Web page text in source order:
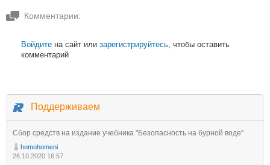
Комментарии:
Войдите на сайт или зарегистрируйтесь, чтобы оставить
комментарий
Поддерживаем
Сбор средств на издание учебника "Безопасность на бурной воде"
homohomeni
26.10.2020 16:57